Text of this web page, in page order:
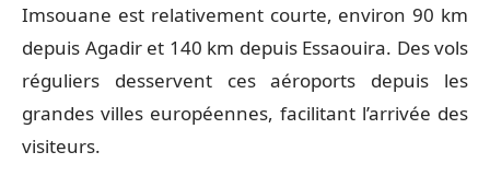
Imsouane est relativement courte, environ 90 km
depuis Agadir et 140 km depuis Essaouira. Des vols
réguliers desservent ces aéroports depuis les
grandes villes européennes, facilitant l’arrivée des
visiteurs.